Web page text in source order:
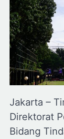
Jakarta –
Direktorat
Bidang